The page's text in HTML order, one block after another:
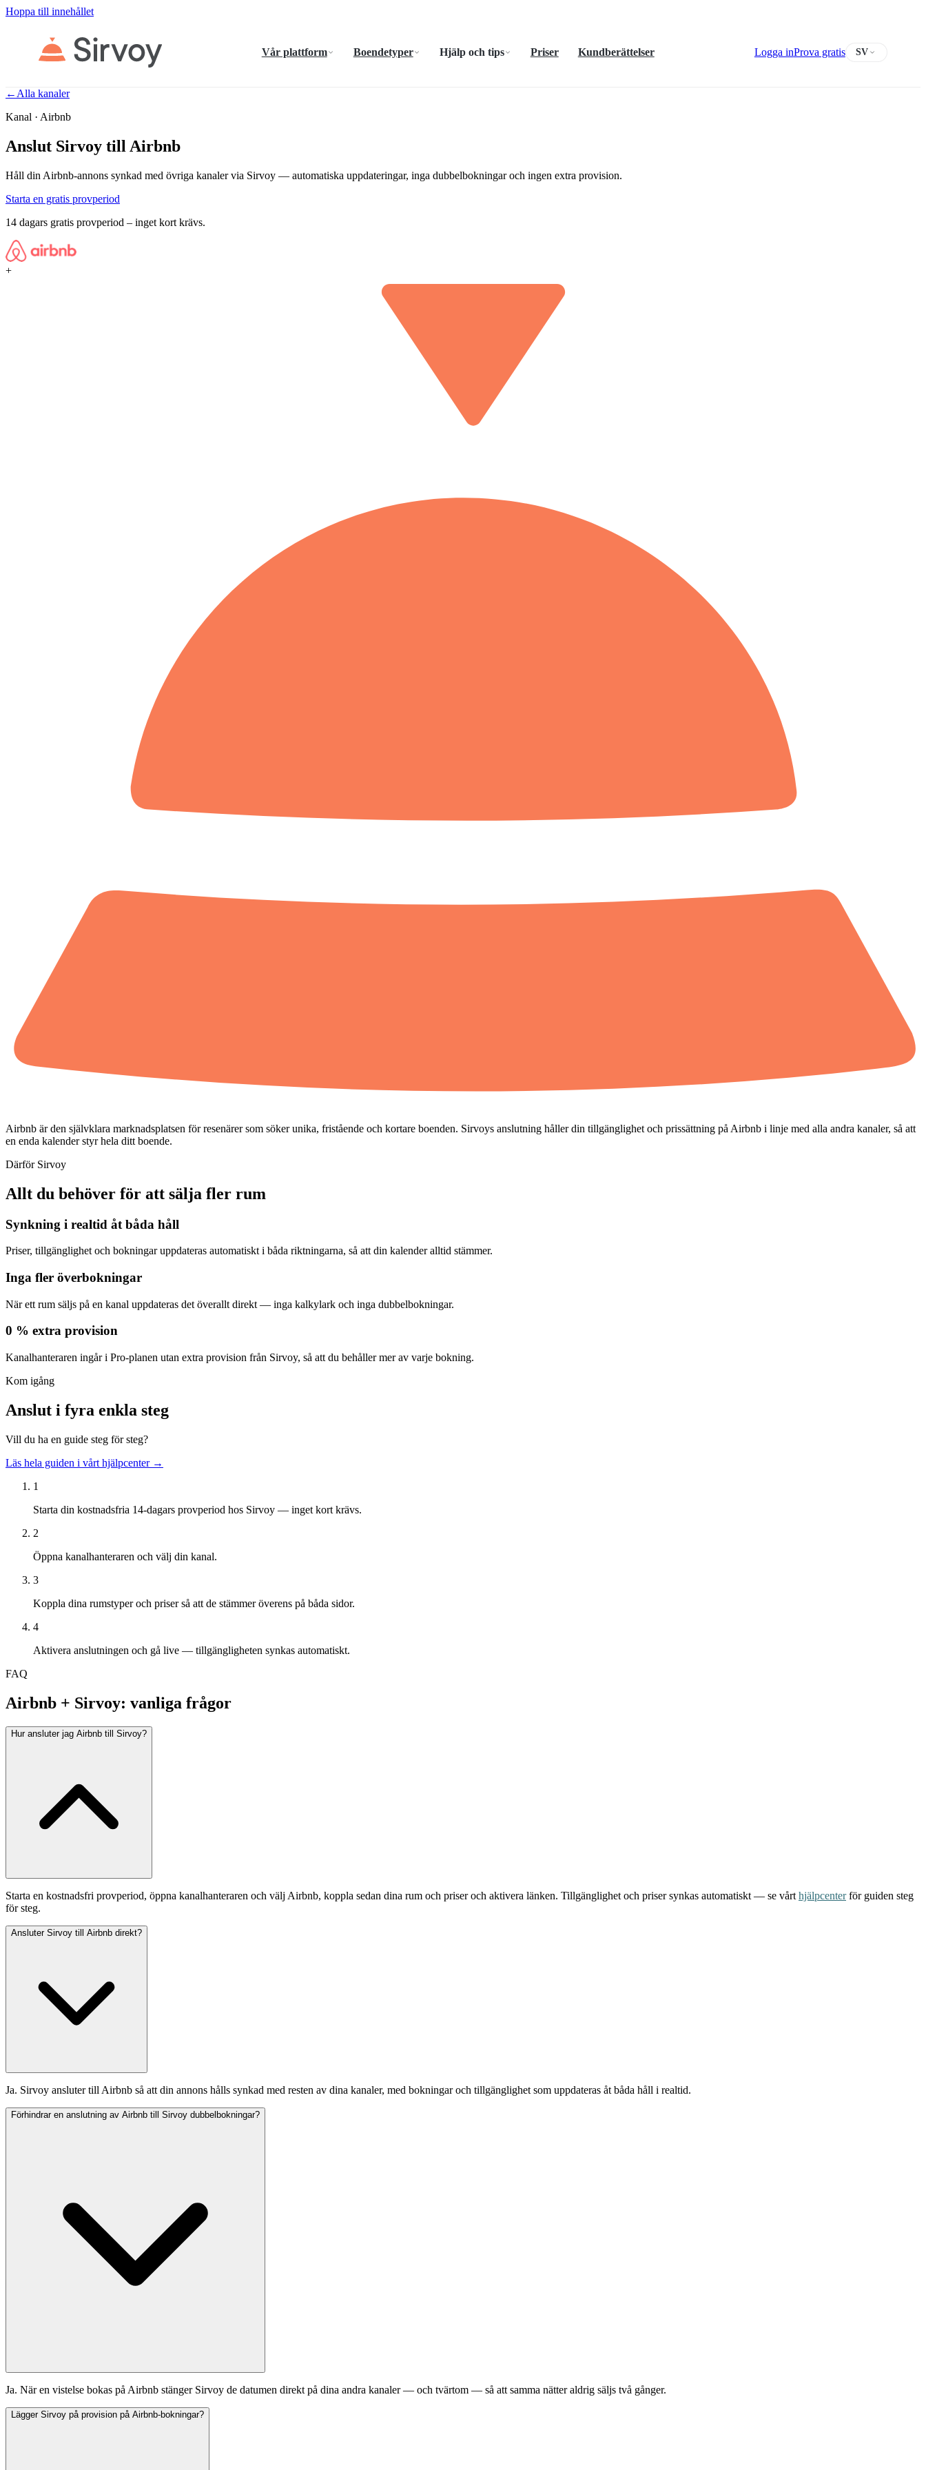
Hoppa till innehållet
Vår plattform Boendetyper Hjälp och tips Priser Kundberättelser Logga inProva gratis SV
← Alla kanaler
Kanal · Airbnb
Anslut Sirvoy till Airbnb
Håll din Airbnb-annons synkad med övriga kanaler via Sirvoy — automatiska uppdateringar, inga dubbelbokningar och ingen extra provision.
Starta en gratis provperiod
14 dagars gratis provperiod – inget kort krävs.
+
Airbnb är den självklara marknadsplatsen för resenärer som söker unika, fristående och kortare boenden. Sirvoys anslutning håller din tillgänglighet och prissättning på Airbnb i linje med alla andra kanaler, så att
en enda kalender styr hela ditt boende.
Därför Sirvoy
Allt du behöver för att sälja fler rum
Synkning i realtid åt båda håll
Priser, tillgänglighet och bokningar uppdateras automatiskt i båda riktningarna, så att din kalender alltid stämmer.
Inga fler överbokningar
När ett rum säljs på en kanal uppdateras det överallt direkt — inga kalkylark och inga dubbelbokningar.
0 % extra provision
Kanalhanteraren ingår i Pro-planen utan extra provision från Sirvoy, så att du behåller mer av varje bokning.
Kom igång
Anslut i fyra enkla steg
Vill du ha en guide steg för steg?
Läs hela guiden i vårt hjälpcenter →
1
Starta din kostnadsfria 14-dagars provperiod hos Sirvoy — inget kort krävs.
2
Öppna kanalhanteraren och välj din kanal.
3
Koppla dina rumstyper och priser så att de stämmer överens på båda sidor.
4
Aktivera anslutningen och gå live — tillgängligheten synkas automatiskt.
FAQ
Airbnb + Sirvoy: vanliga frågor
Hur ansluter jag Airbnb till Sirvoy?
Starta en kostnadsfri provperiod, öppna kanalhanteraren och välj Airbnb, koppla sedan dina rum och priser och aktivera länken. Tillgänglighet och priser synkas automatiskt — se vårt hjälpcenterför guiden steg
för steg.
Ansluter Sirvoy till Airbnb direkt?
Ja. Sirvoy ansluter till Airbnb så att din annons hålls synkad med resten av dina kanaler, med bokningar och tillgänglighet som uppdateras åt båda håll i realtid.
Förhindrar en anslutning av Airbnb till Sirvoy dubbelbokningar?
Ja. När en vistelse bokas på Airbnb stänger Sirvoy de datumen direkt på dina andra kanaler — och tvärtom — så att samma nätter aldrig säljs två gånger.
Lägger Sirvoy på provision på Airbnb-bokningar?